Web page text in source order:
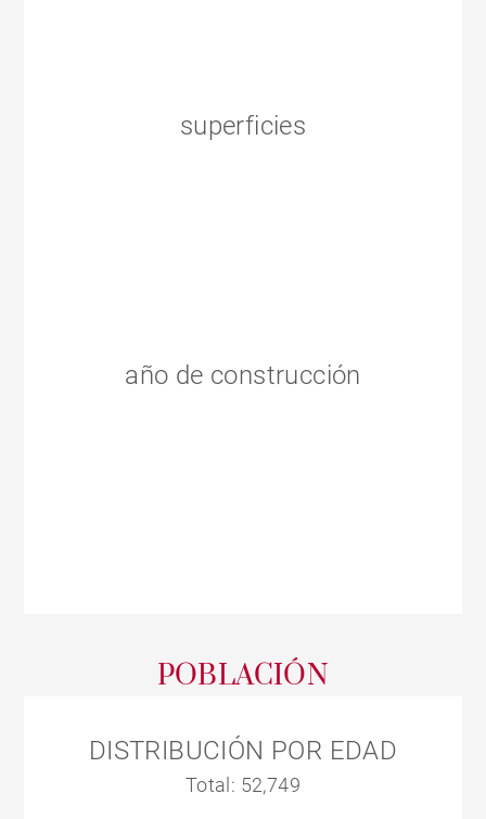
superficies
año de construcción
POBLACIÓN
DISTRIBUCIÓN POR EDAD
Total: 52,749